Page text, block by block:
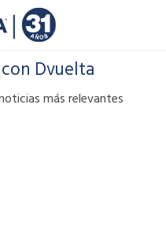
Dvuelta
más relevantes